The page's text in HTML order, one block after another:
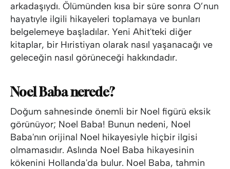
arkadaşıydı. Ölümünden kısa bir süre sonra O’nun
hayatıyle ilgili hikayeleri toplamaya ve bunları
belgelemeye başladılar. Yeni Ahit'teki diğer
kitaplar, bir Hıristiyan olarak nasıl yaşanacağı ve
geleceğin nasıl görüneceği hakkındadır.
Noel Baba nerede?
Doğum sahnesinde önemli bir Noel figürü eksik
görünüyor; Noel Baba! Bunun nedeni, Noel
Baba'nın orijinal Noel hikayesiyle hiçbir ilgisi
olmamasıdır. Aslında Noel Baba hikayesinin
kökenini Hollanda'da bulur. Noel Baba, tahmin